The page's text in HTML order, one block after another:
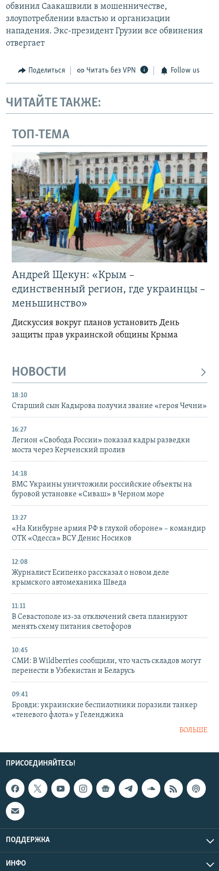
обвинил Саакашвили в мошенничестве,
злоупотреблении властью и организации
нападения. Экс-президент Грузии все обвинения
отвергает
Поделиться Читать без VPN Follow us
ЧИТАЙТЕ ТАКЖЕ:
ТОП-ТЕМА
Андрей Щекун: «Крым –
единственный регион, где украинцы –
меньшинство»
Дискуссия вокруг планов установить День
защиты прав украинской общины Крыма
НОВОСТИ
18:10
Старший сын Кадырова получил звание «героя Чечни»
16:27
Легион «Свобода России» показал кадры разведки
моста через Керченский пролив
14:18
ВМС Украины уничтожили российские объекты на
буровой установке «Сиваш» в Черном море
13:27
«На Кинбурне армия РФ в глухой обороне» – командир
ОТК «Одесса» ВСУ Денис Носиков
12:08
Журналист Есипенко рассказал о новом деле
крымского автомеханика Шведа
11:11
В Севастополе из-за отключений света планируют
менять схему питания светофоров
10:45
СМИ: В Wildberries сообщили, что часть складов могут
перенести в Узбекистан и Беларусь
09:41
Бровди: украинские беспилотники поразили танкер
«теневого флота» у Геленджика
БОЛЬШЕ
ПРИСОЕДИНЯЙТЕСЬ!
ПОДДЕРЖКА
ИНФО